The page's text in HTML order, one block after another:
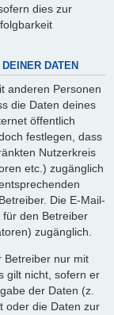
dies zur
DATEN
anderen Personen
die Daten deines
öffentlich
festlegen, dass
Nutzerkreis
etc.) zugänglich
Die E-Mail-
den Betreiber
zugänglich.
Betreiber nur mit
gilt nicht, sofern er
der Daten (z.
oder die Daten zur